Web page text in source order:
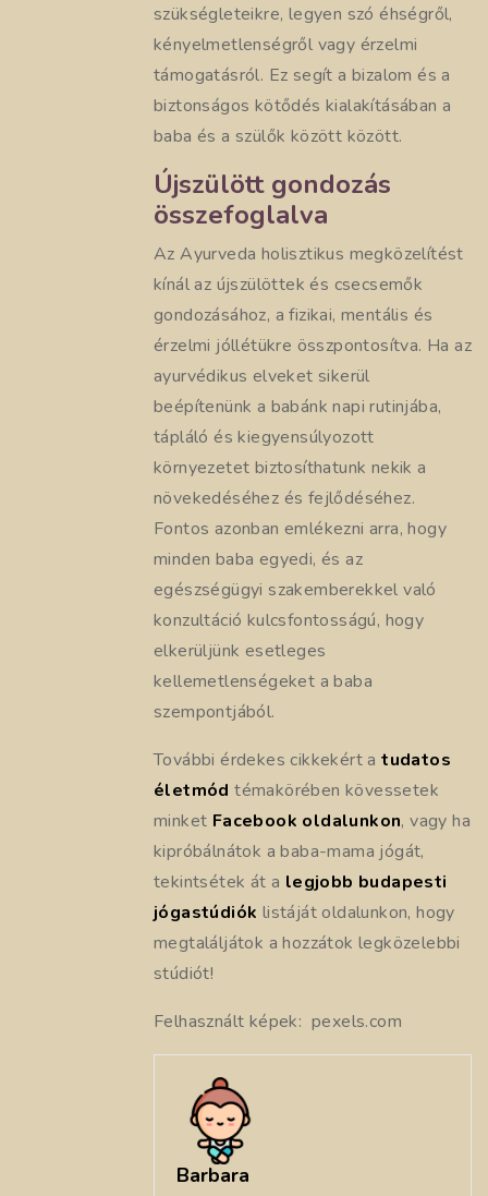
szükségleteikre, legyen szó éhségről,
kényelmetlenségről vagy érzelmi
támogatásról. Ez segít a bizalom és a
biztonságos kötődés kialakításában a
baba és a szülők között között.
Újszülött gondozás
összefoglalva
Az Ayurveda holisztikus megközelítést
kínál az újszülöttek és csecsemők
gondozásához, a fizikai, mentális és
érzelmi jóllétükre összpontosítva. Ha az
ayurvédikus elveket sikerül
beépítenünk a babánk napi rutinjába,
tápláló és kiegyensúlyozott
környezetet biztosíthatunk nekik a
növekedéséhez és fejlődéséhez.
Fontos azonban emlékezni arra, hogy
minden baba egyedi, és az
egészségügyi szakemberekkel való
konzultáció kulcsfontosságú, hogy
elkerüljünk esetleges
kellemetlenségeket a baba
szempontjából.
További érdekes cikkekért atudatos
életmód témakörében kövessetek
minket Facebook oldalunkon, vagy ha
kipróbálnátok a baba-mama jógát,
tekintsétek át a legjobb budapesti
jógastúdiók listáját oldalunkon, hogy
megtaláljátok a hozzátok legközelebbi
stúdiót!
Felhasznált képek: pexels.com
Barbara